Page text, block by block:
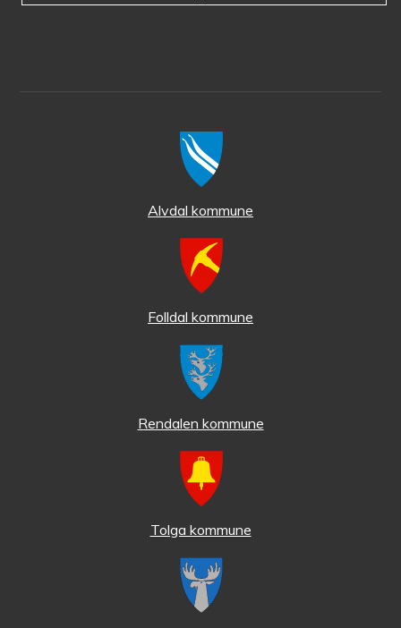
Alvdal kommune
Folldal kommune
Rendalen kommune
Tolga kommune